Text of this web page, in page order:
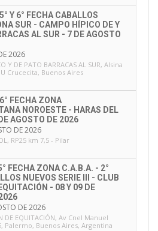
Y 6° FECHA CABALLOS
SUR - CAMPO HÍPICO DE Y
AL SUR - 7 DE AGOSTO
2026
Y DE PATO BARRACAS AL SUR, Alsina
Crucecita, Buenos Aires
FECHA ZONA
NOROESTE - HARAS DEL
AGOSTO DE 2026
DE 2026
, RP25 km 7,5 - Pilar
FECHA ZONA C.A.B.A. - 2°
NUEVOS SERIE III - CLUB
- 08 Y 09 DE
DE 2026
DE EQUITACIÓN, Av Cnel Manuel
Palermo, Buenos Aires, Argentina